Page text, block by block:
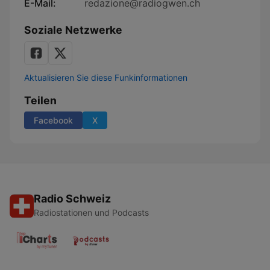
E-Mail:
redazione@radiogwen.ch
Soziale Netzwerke
Aktualisieren Sie diese Funkinformationen
Teilen
Facebook X
Radio Schweiz
Radiostationen und Podcasts